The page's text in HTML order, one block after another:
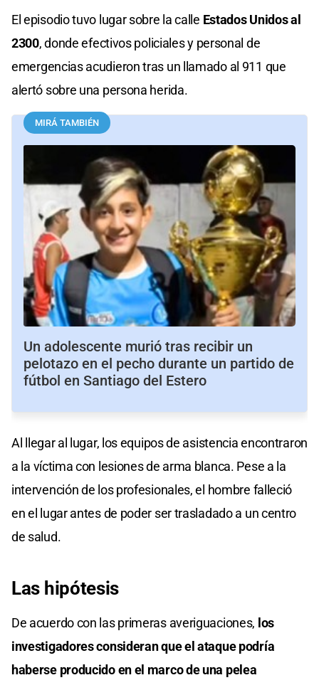
El episodio tuvo lugar sobre la calle Estados Unidos al
2300, donde efectivos policiales y personal de
emergencias acudieron tras un llamado al 911 que
alertó sobre una persona herida.
MIRÁ TAMBIÉN
Un adolescente murió tras recibir un
pelotazo en el pecho durante un partido de
fútbol en Santiago del Estero
Al llegar al lugar, los equipos de asistencia encontraron
a la víctima con lesiones de arma blanca. Pese a la
intervención de los profesionales, el hombre falleció
en el lugar antes de poder ser trasladado a un centro
de salud.
Las hipótesis
De acuerdo con las primeras averiguaciones, los
investigadores consideran que el ataque podría
haberse producido en el marco de una pelea